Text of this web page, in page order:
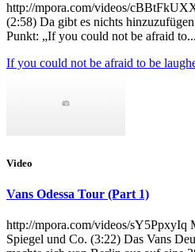
http://mpora.com/videos/
(2:58) Da gibt es nichts
Punkt: „If you could not be afraid to...
If you could not be afraid to be
Video
Vans Odessa Tour (Part 1)
http://mpora.com/videos/sY5PpxyIq
Spiegel und Co. (3:22) Das Vans